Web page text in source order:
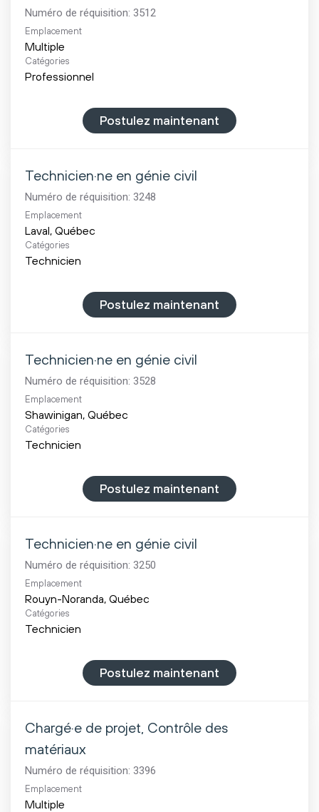
Numéro de réquisition: 3512
Emplacement
Multiple
Catégories
Professionnel
Postulez maintenant
Technicien·ne en génie civil
Numéro de réquisition: 3248
Emplacement
Catégories
Technicien
Postulez maintenant
Technicien·ne en génie civil
Numéro de réquisition: 3528
Emplacement
Catégories
Technicien
Postulez maintenant
Technicien·ne en génie civil
Numéro de réquisition: 3250
Emplacement
Catégories
Technicien
Postulez maintenant
Chargé·e de projet, Contrôle des
matériaux
Numéro de réquisition: 3396
Emplacement
Multiple